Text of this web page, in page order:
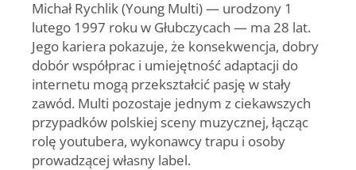
Michał Rychlik (Young Multi) — urodzony 1
lutego 1997 roku w Głubczycach — ma 28 lat.
Jego kariera pokazuje, że konsekwencja, dobry
dobór współprac i umiejętność adaptacji do
internetu mogą przekształcić pasję w stały
zawód. Multi pozostaje jednym z ciekawszych
przypadków polskiej sceny muzycznej, łącząc
rolę youtubera, wykonawcy trapu i osoby
prowadzącej własny label.